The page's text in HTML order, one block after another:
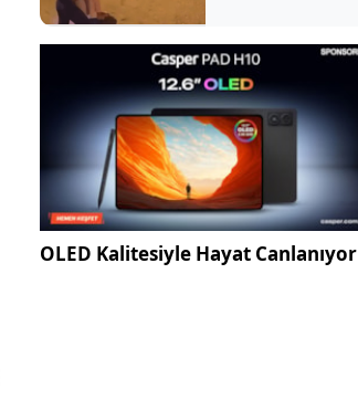
sürüklediler
OLED Kalitesiyle Hayat Canlanıyor